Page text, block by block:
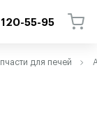
55-95
для печей